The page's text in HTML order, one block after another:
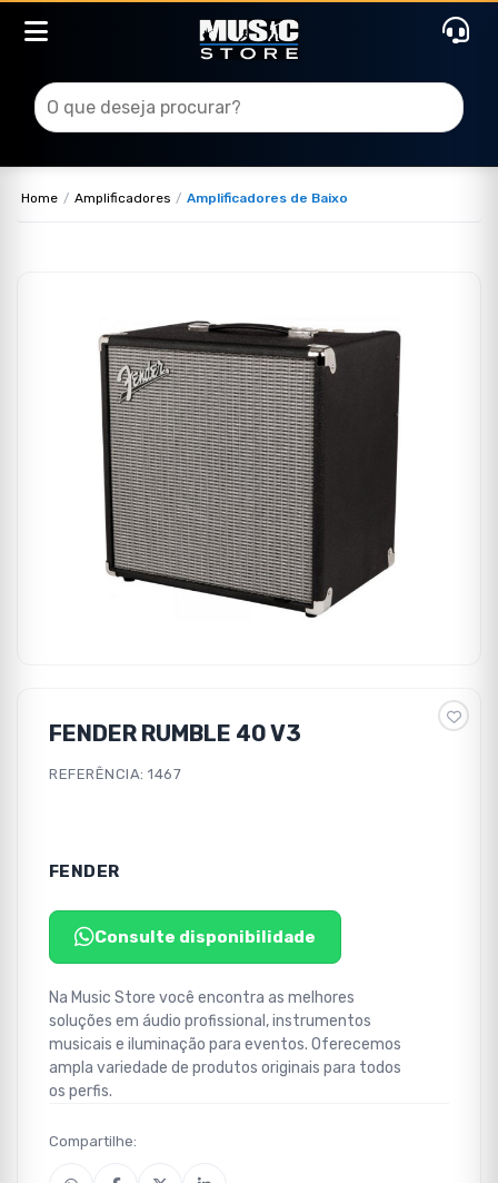
Home Amplificadores Amplificadores de Baixo
FENDER RUMBLE 40 V3
REFERÊNCIA: 1467
FENDER
Consulte disponibilidade
Na Music Store você encontra as melhores
soluções em áudio profissional, instrumentos
musicais e iluminação para eventos. Oferecemos
ampla variedade de produtos originais para todos
os perfis.
Compartilhe: